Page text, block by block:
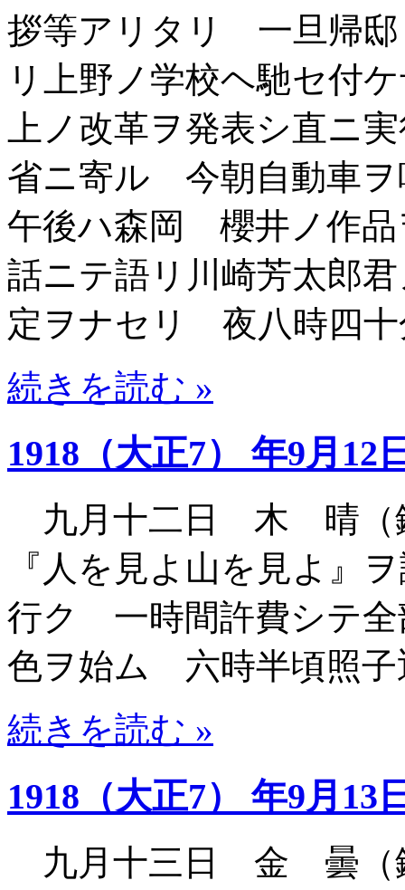
拶等アリタリ 一旦帰
リ上野ノ学校ヘ馳セ付
上ノ改革ヲ発表シ直ニ
省ニ寄ル 今朝自動車
午後ハ森岡 櫻井ノ作
話ニテ語リ川崎芳太郎
定ヲナセリ 夜八時四十
続きを読む »
1918（大正7） 年9月12
九月十二日 木 晴（
『人を見よ山を見よ』
行ク 一時間許費シテ全
色ヲ始ム 六時半頃照子
続きを読む »
1918（大正7） 年9月13
九月十三日 金 曇（